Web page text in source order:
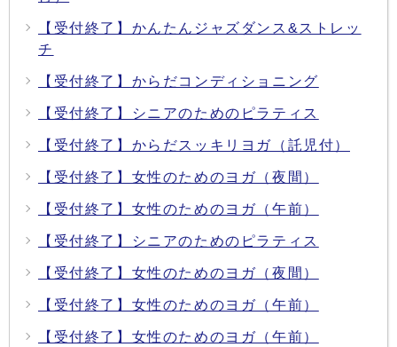
【受付終了】かんたんジャズダンス&ストレッ
チ
【受付終了】からだコンディショニング
【受付終了】シニアのためのピラティス
【受付終了】からだスッキリヨガ（託児付）
【受付終了】女性のためのヨガ（夜間）
【受付終了】女性のためのヨガ（午前）
【受付終了】シニアのためのピラティス
【受付終了】女性のためのヨガ（夜間）
【受付終了】女性のためのヨガ（午前）
【受付終了】女性のためのヨガ（午前）